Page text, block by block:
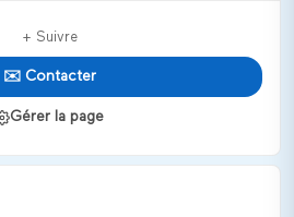
+ Suivre
✉️ Contacter
Gérer la page